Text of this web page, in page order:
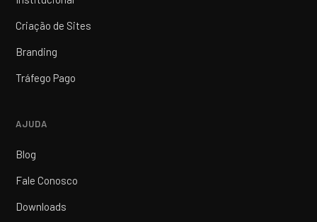
Criação de Sites
Branding
Tráfego Pago
AJUDA
Blog
Fale Conosco
Downloads